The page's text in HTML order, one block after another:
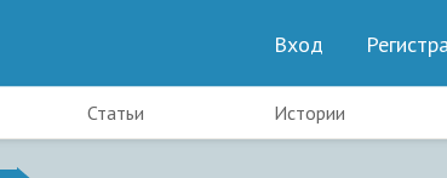
Вход
Статьи Истории